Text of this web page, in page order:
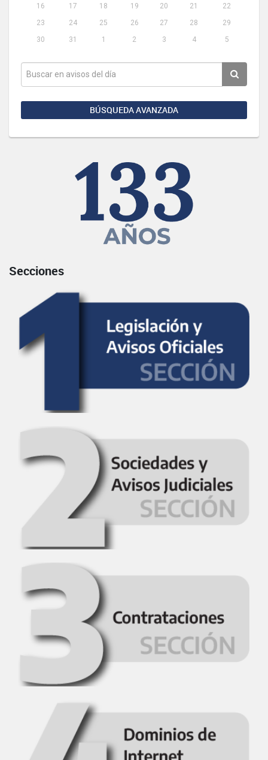
16
17 18 19 20 21
22
23
24 25 26 27 28
29
30
31 1 2 3 4 5
BÚSQUEDA AVANZADA
Secciones